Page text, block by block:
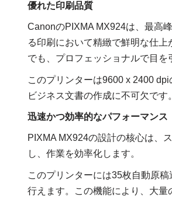
優れた印刷品質
CanonのPIXMA MX924は、最高
る印刷において精緻で鮮明な仕
でも、プロフェッショナルで目を
このプリンターは9600 x 2400
ビジネス文書の作成に不可欠です。
迅速かつ効率的なパフォーマンス
PIXMA MX924の設計の核心は、
し、作業を効率化します。
このプリンターには35枚自動原
行えます。この機能により、大量